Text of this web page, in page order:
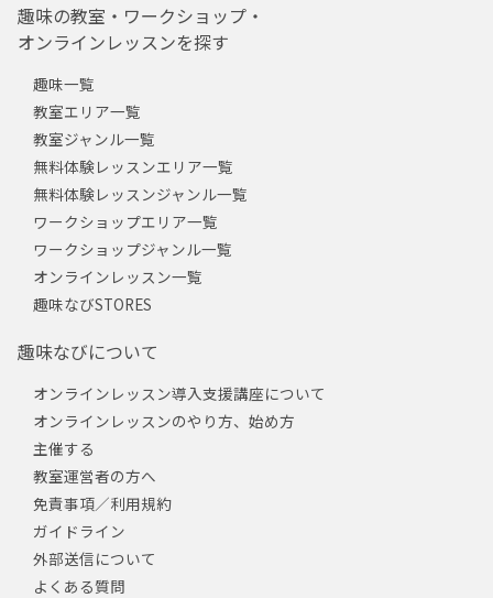
趣味の教室・ワークショップ・
オンラインレッスンを探す
趣味一覧
教室エリア一覧
教室ジャンル一覧
無料体験レッスンエリア一覧
無料体験レッスンジャンル一覧
ワークショップエリア一覧
ワークショップジャンル一覧
オンラインレッスン一覧
趣味なびSTORES
趣味なびについて
オンラインレッスン導入支援講座について
オンラインレッスンのやり方、始め方
主催する
教室運営者の方へ
免責事項／利用規約
ガイドライン
外部送信について
よくある質問